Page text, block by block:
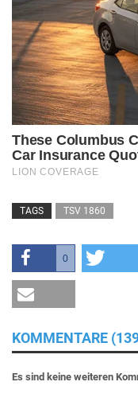
TAGS TSV 1860
0
KOMMENTARE
Es sind keine weiteren